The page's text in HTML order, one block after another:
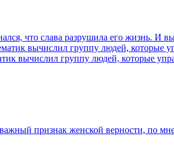
что слава разрушила его жизнь. И
вычислил группу людей, которые
признак женской верности, по